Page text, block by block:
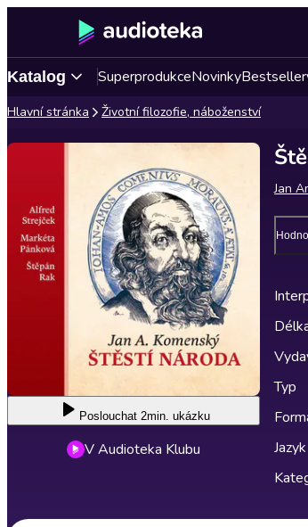
Katalog SuperprodukceNovinky
Hlavní stránka Životní filozofie, náboženství
Poslouchat 2min. ukázku
V Audioteka Klubu
Jan
Typ
Jazyk